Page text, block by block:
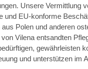
Unsere Vermittlung
und EU-konforme
aus Polen und anderen
von Vilena entsandten
gewährleisten
und unterstützen im